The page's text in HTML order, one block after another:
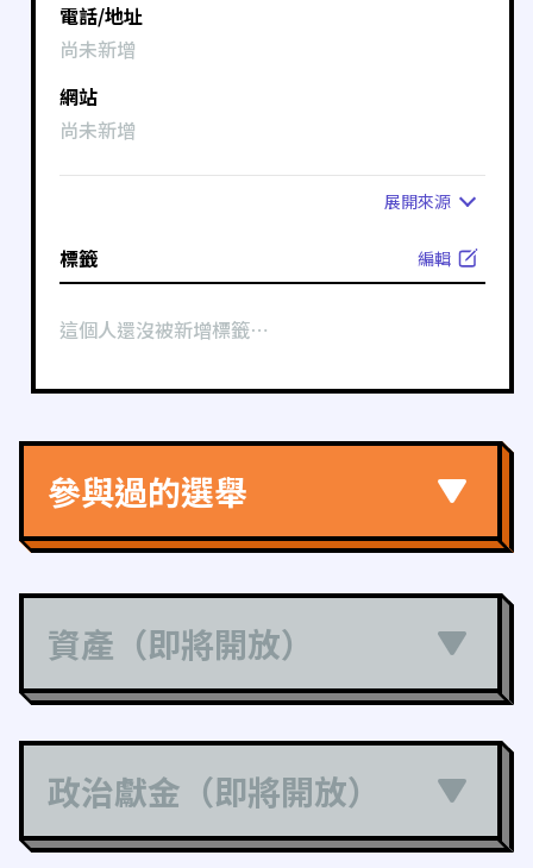
電話/地址
尚未新增
網站
尚未新增
展開來源
標籤 編輯
這個人還沒被新增標籤⋯
參與過的選舉
資產（即將開放）
政治獻金（即將開放）